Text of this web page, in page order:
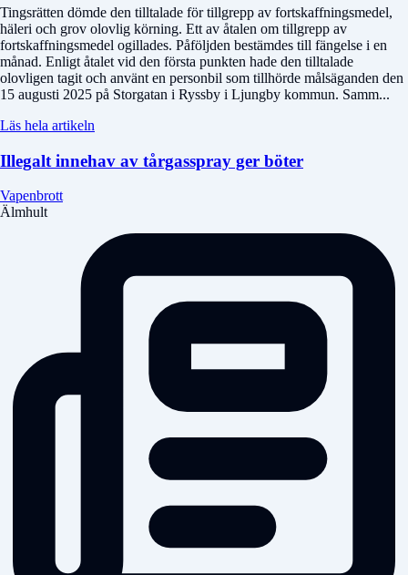
Tingsrätten dömde den tilltalade för tillgrepp av fortskaffningsmedel,
häleri och grov olovlig körning. Ett av åtalen om tillgrepp av
fortskaffningsmedel ogillades. Påföljden bestämdes till fängelse i en
månad. Enligt åtalet vid den första punkten hade den tilltalade
olovligen tagit och använt en personbil som tillhörde målsäganden den
15 augusti 2025 på Storgatan i Ryssby i Ljungby kommun. Samm...
Läs hela artikeln
Illegalt innehav av tårgasspray ger böter
Vapenbrott
Älmhult